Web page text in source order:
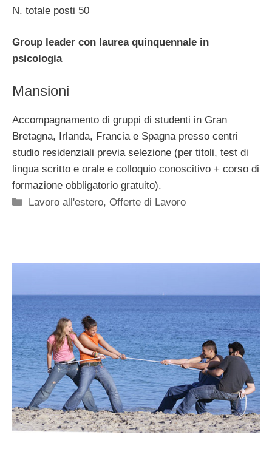
N. totale posti 50
Group leader con laurea quinquennale in
psicologia
Mansioni
Accompagnamento di gruppi di studenti in Gran
Bretagna, Irlanda, Francia e Spagna presso centri
studio residenziali previa selezione (per titoli, test di
lingua scritto e orale e colloquio conoscitivo + corso di
formazione obbligatorio gratuito).
Categorie
Lavoro all'estero,Offerte di Lavoro